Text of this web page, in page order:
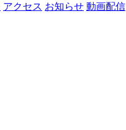
アクセス お知らせ 動画配信